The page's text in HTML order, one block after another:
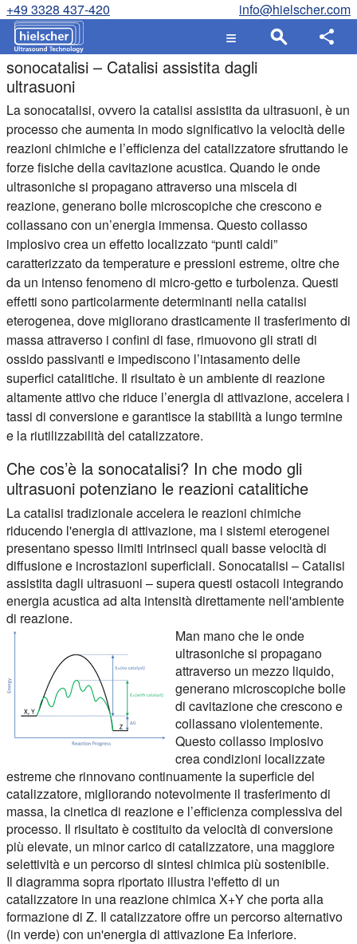
+49 3328 437-420 info@hielscher.com
sonocatalisi – Catalisi assistita dagli
ultrasuoni
La sonocatalisi, ovvero la catalisi assistita da ultrasuoni, è un
processo che aumenta in modo significativo la velocità delle
reazioni chimiche e l’efficienza del catalizzatore sfruttando le
forze fisiche della cavitazione acustica. Quando le onde
ultrasoniche si propagano attraverso una miscela di
reazione, generano bolle microscopiche che crescono e
collassano con un’energia immensa. Questo collasso
implosivo crea un effetto localizzato “punti caldi”
caratterizzato da temperature e pressioni estreme, oltre che
da un intenso fenomeno di micro-getto e turbolenza. Questi
effetti sono particolarmente determinanti nella catalisi
eterogenea, dove migliorano drasticamente il trasferimento di
massa attraverso i confini di fase, rimuovono gli strati di
ossido passivanti e impediscono l’intasamento delle
superfici catalitiche. Il risultato è un ambiente di reazione
altamente attivo che riduce l’energia di attivazione, accelera i
tassi di conversione e garantisce la stabilità a lungo termine
e la riutilizzabilità del catalizzatore.
Che cos’è la sonocatalisi? In che modo gli
ultrasuoni potenziano le reazioni catalitiche
La catalisi tradizionale accelera le reazioni chimiche
riducendo l'energia di attivazione, ma i sistemi eterogenei
presentano spesso limiti intrinseci quali basse velocità di
diffusione e incrostazioni superficiali. Sonocatalisi – Catalisi
assistita dagli ultrasuoni – supera questi ostacoli integrando
energia acustica ad alta intensità direttamente nell'ambiente
di reazione.
Man mano che le onde
ultrasoniche si propagano
attraverso un mezzo liquido,
generano microscopiche bolle
di cavitazione che crescono e
collassano violentemente.
Questo collasso implosivo
crea condizioni localizzate
estreme che rinnovano continuamente la superficie del
catalizzatore, migliorando notevolmente il trasferimento di
massa, la cinetica di reazione e l’efficienza complessiva del
processo. Il risultato è costituito da velocità di conversione
più elevate, un minor carico di catalizzatore, una maggiore
selettività e un percorso di sintesi chimica più sostenibile.
Il diagramma sopra riportato illustra l'effetto di un
catalizzatore in una reazione chimica X+Y che porta alla
formazione di Z. Il catalizzatore offre un percorso alternativo
(in verde) con un'energia di attivazione Ea inferiore.